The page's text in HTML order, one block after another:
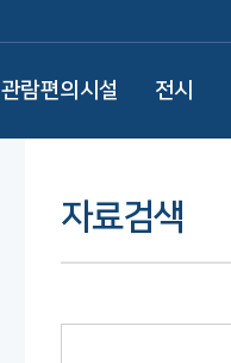
관람편의시설 전시
자료검색